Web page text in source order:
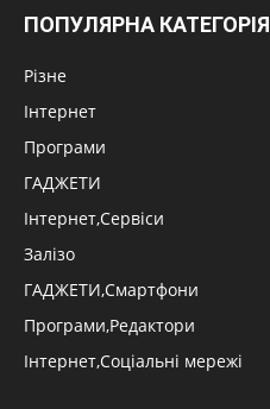
ПОПУЛЯРНА КАТЕГОРІЯ
Різне
Інтернет
Програми
ГАДЖЕТИ
Інтернет,Сервіси
Залізо
ГАДЖЕТИ,Смартфони
Програми,Редактори
Інтернет,Соціальні мережі